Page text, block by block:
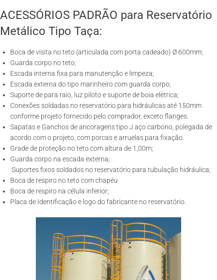
ACESSÓRIOS PADRÃO para Reservatório
Metálico Tipo Taça:
Boca de visita no teto (articulada com porta cadeado) Ø 600mm;
Guarda corpo no teto;
Escada interna fixa para manutenção e limpeza;
Escada externa do tipo marinheiro com guarda corpo;
Suporte de para raio, luz piloto e suporte de boia elétrica;
Conexões soldadas no reservatório para hidráulicas até 150mm
conforme projeto fornecido pelo comprador, exceto flanges.
Sapatas e Ganchos de ancoragens tipo J aço carbono, polegada de
acordo com o projeto, com porcas e arruelas para fixação.
Grade de proteção no teto com altura de 1,00m;
Guarda corpo na escada externa;
·Suportes fixos soldados no reservatório para tubulação hidráulica;
Boca de respiro no teto com chapéu
Boca de respiro na célula inferior;
Placa de Identificação e logo do fabricante no reservatório.